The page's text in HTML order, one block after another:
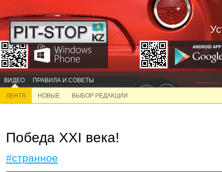
ВИДЕО ПРАВИЛА И СОВЕТЫ
ЛЕНТА НОВЫЕ ВЫБОР РЕДАКЦИИ
Победа XXI века!
#странное